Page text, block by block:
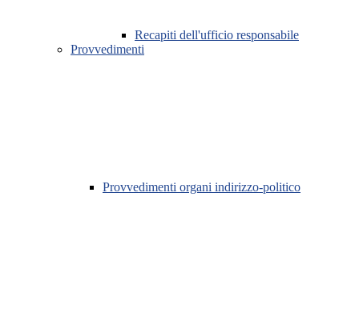
Recapiti dell'ufficio responsabile
Provvedimenti
Provvedimenti organi indirizzo-politico